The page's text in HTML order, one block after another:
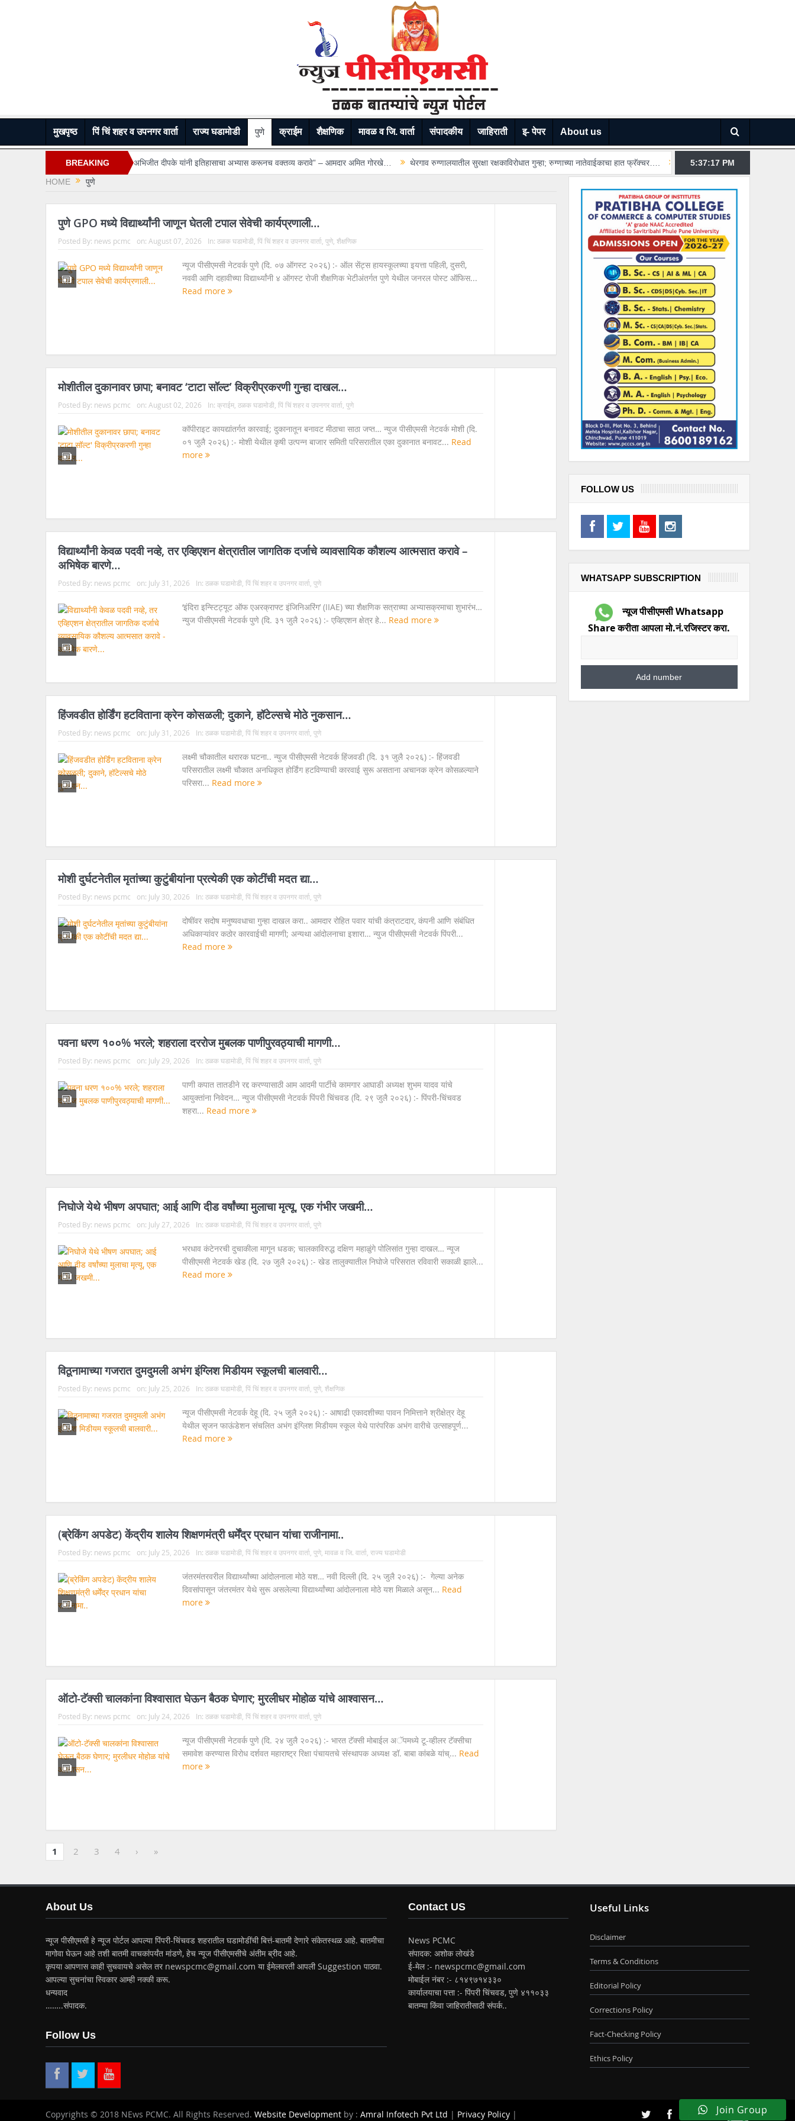
मुखपृष्ठ पिं चिं शहर व उपनगर वार्ता राज्य घडामोडी पुणे क्राईम शैक्षणिक मावळ व जि. वार्ता संपादकीय जाहिराती इ- पेपर About us
BREAKING
NEWS
प्रशासन सकारात्मक… “अभिजीत दीपके यांनी इतिहासाचा अभ्यास करूनच वक्तव्य करावे” – आमदार अमित गोरखे… थेरगाव रुग्णालयातील सुरक्षा रक्षकाविरोधात गुन्हा; रुग्णाच्या नातेवाईकाचा हात फ्रॅक्चर…. डांगे चौकातील हॉटेलला आग; निष्काळजीपणामुळे
5:37:18PM
HOME
पुणे
पुणे GPO मध्ये विद्यार्थ्यांनी जाणून घेतली टपाल सेवेची कार्यप्रणाली…
Posted By: news pcmc on: August 07, 2026 In: ठळक घडामोडी, पिं चिं शहर व उपनगर वार्ता, पुणे, शैक्षणिक
न्यूज पीसीएमसी नेटवर्क पुणे (दि. ०७ ऑगस्ट २०२६) :- ऑल सेंट्स हायस्कूलच्या इयत्ता पहिली, दुसरी,
नववी आणि दहावीच्या विद्यार्थ्यांनी ४ ऑगस्ट रोजी शैक्षणिक भेटीअंतर्गत पुणे येथील जनरल पोस्ट ऑफिस...
Read more
मोशीतील दुकानावर छापा; बनावट ‘टाटा सॉल्ट’ विक्रीप्रकरणी गुन्हा दाखल…
Posted By: news pcmc on: August 02, 2026 In: क्राईम, ठळक घडामोडी, पिं चिं शहर व उपनगर वार्ता, पुणे
कॉपीराइट कायद्यांतर्गत कारवाई; दुकानातून बनावट मीठाचा साठा जप्त… न्युज पीसीएमसी नेटवर्क मोशी (दि.
०१ जुलै २०२६) :- मोशी येथील कृषी उत्पन्न बाजार समिती परिसरातील एका दुकानात बनावट... Read
more
विद्यार्थ्यांनी केवळ पदवी नव्हे, तर एव्हिएशन क्षेत्रातील जागतिक दर्जाचे व्यावसायिक कौशल्य आत्मसात करावे –
अभिषेक बारणे…
Posted By: news pcmc on: July 31, 2026 In: ठळक घडामोडी, पिं चिं शहर व उपनगर वार्ता, पुणे
‘इंदिरा इन्स्टिट्यूट ऑफ एअरक्राफ्ट इंजिनिअरिंग’ (IIAE) च्या शैक्षणिक सत्राच्या अभ्यासक्रमाचा शुभारंभ…
न्युज पीसीएमसी नेटवर्क पुणे (दि. ३१ जुलै २०२६) :- एव्हिएशन क्षेत्र हे... Read more
हिंजवडीत होर्डिंग हटविताना क्रेन कोसळली; दुकाने, हॉटेल्सचे मोठे नुकसान…
Posted By: news pcmc on: July 31, 2026 In: ठळक घडामोडी, पिं चिं शहर व उपनगर वार्ता, पुणे
लक्ष्मी चौकातील थरारक घटना.. न्युज पीसीएमसी नेटवर्क हिंजवडी (दि. ३१ जुलै २०२६) :- हिंजवडी
परिसरातील लक्ष्मी चौकात अनधिकृत होर्डिंग हटविण्याची कारवाई सुरू असताना अचानक क्रेन कोसळल्याने
परिसरा... Read more
मोशी दुर्घटनेतील मृतांच्या कुटुंबीयांना प्रत्येकी एक कोटींची मदत द्या…
Posted By: news pcmc on: July 30, 2026 In: ठळक घडामोडी, पिं चिं शहर व उपनगर वार्ता, पुणे
दोषींवर सदोष मनुष्यवधाचा गुन्हा दाखल करा.. आमदार रोहित पवार यांची कंत्राटदार, कंपनी आणि संबंधित
अधिकाऱ्यांवर कठोर कारवाईची मागणी; अन्यथा आंदोलनाचा इशारा… न्युज पीसीएमसी नेटवर्क पिंपरी...
Read more
पवना धरण १००% भरले; शहराला दररोज मुबलक पाणीपुरवठ्याची मागणी…
Posted By: news pcmc on: July 29, 2026 In: ठळक घडामोडी, पिं चिं शहर व उपनगर वार्ता, पुणे
पाणी कपात तातडीने रद्द करण्यासाठी आम आदमी पार्टीचे कामगार आघाडी अध्यक्ष शुभम यादव यांचे
आयुक्तांना निवेदन… न्युज पीसीएमसी नेटवर्क पिंपरी चिंचवड (दि. २९ जुलै २०२६) :- पिंपरी-चिंचवड
शहरा... Read more
निघोजे येथे भीषण अपघात; आई आणि दीड वर्षांच्या मुलाचा मृत्यू, एक गंभीर जखमी…
Posted By: news pcmc on: July 27, 2026 In: ठळक घडामोडी, पिं चिं शहर व उपनगर वार्ता, पुणे
भरधाव कंटेनरची दुचाकीला मागून धडक; चालकाविरुद्ध दक्षिण महाळुंगे पोलिसांत गुन्हा दाखल… न्यूज
पीसीएमसी नेटवर्क खेड (दि. २७ जुलै २०२६) :- खेड तालुक्यातील निघोजे परिसरात रविवारी सकाळी झाले...
Read more
विठूनामाच्या गजरात दुमदुमली अभंग इंग्लिश मिडीयम स्कूलची बालवारी…
Posted By: news pcmc on: July 25, 2026 In: ठळक घडामोडी, पिं चिं शहर व उपनगर वार्ता, पुणे, शैक्षणिक
न्यूज पीसीएमसी नेटवर्क देहू (दि. २५ जुलै २०२६) :- आषाढी एकादशीच्या पावन निमित्ताने श्रीक्षेत्र देहू
येथील सृजन फाऊंडेशन संचलित अभंग इंग्लिश मिडीयम स्कूल येथे पारंपरिक अभंग वारीचे उत्साहपूर्ण...
Read more
(ब्रेकिंग अपडेट) केंद्रीय शालेय शिक्षणमंत्री धर्मेंद्र प्रधान यांचा राजीनामा..
Posted By: news pcmc on: July 25, 2026 In: ठळक घडामोडी, पिं चिं शहर व उपनगर वार्ता, पुणे, मावळ व जि. वार्ता, राज्य घडामोडी
जंतरमंतरवरील विद्यार्थ्यांच्या आंदोलनाला मोठे यश… नवी दिल्ली (दि. २५ जुलै २०२६) :- गेल्या अनेक
दिवसांपासून जंतरमंतर येथे सुरू असलेल्या विद्यार्थ्यांच्या आंदोलनाला मोठे यश मिळाले असून... Read
more
ऑटो-टॅक्सी चालकांना विश्वासात घेऊन बैठक घेणार; मुरलीधर मोहोळ यांचे आश्वासन…
Posted By: news pcmc on: July 24, 2026 In: ठळक घडामोडी, पिं चिं शहर व उपनगर वार्ता, पुणे
न्यूज पीसीएमसी नेटवर्क पुणे (दि. २४ जुलै २०२६) :- भारत टॅक्सी मोबाईल अॅपमध्ये टू-व्हीलर टॅक्सीचा
समावेश करण्यास विरोध दर्शवत महाराष्ट्र रिक्षा पंचायतचे संस्थापक अध्यक्ष डॉ. बाबा कांबळे यांच्... Read
more
1 2 3 4 › »
FOLLOW US
WHATSAPP SUBSCRIPTION
न्यूज पीसीएमसी Whatsapp
Share करीता आपला मो.नं.रजिस्टर करा.
About Us
न्यूज पीसीएमसी हे न्यूज पोर्टल आपल्या पिंपरी-चिंचवड शहरातील घडामोडींची बित्तं-बातमी देणारे संकेतस्थळ आहे. बातमीचा
मागोवा घेऊन आहे तशी बातमी वाचकांपर्यंत मांडणे, हेच न्यूज पीसीएमसीचे अंतीम ब्रीद आहे.
कृपया आपणास काही सुचवायचे असेल तर newspcmc@gmail.com या ईमेलवरती आपली Suggestion पाठवा.
आपल्या सुचनांचा स्विकार आम्ही नक्की करू.
धन्यवाद
……..संपादक.
Follow Us
Contact US
News PCMC
संपादक: अशोक लोखंडे
ई-मेल :- newspcmc@gmail.com
मोबाईल नंबर :- ८१४९७१४३३०
कार्यालयाचा पत्ता :- पिंपरी चिंचवड, पुणे ४११०३३
बातम्या किंवा जाहिरातीसाठी संपर्क..
Useful Links
Disclaimer
Terms & Conditions
Editorial Policy
Corrections Policy
Fact-Checking Policy
Ethics Policy
Copyrights © 2018 NEws PCMC. All Rights Reserved. Website Developmentby : Amral Infotech Pvt Ltd | Privacy Policy| Join Group